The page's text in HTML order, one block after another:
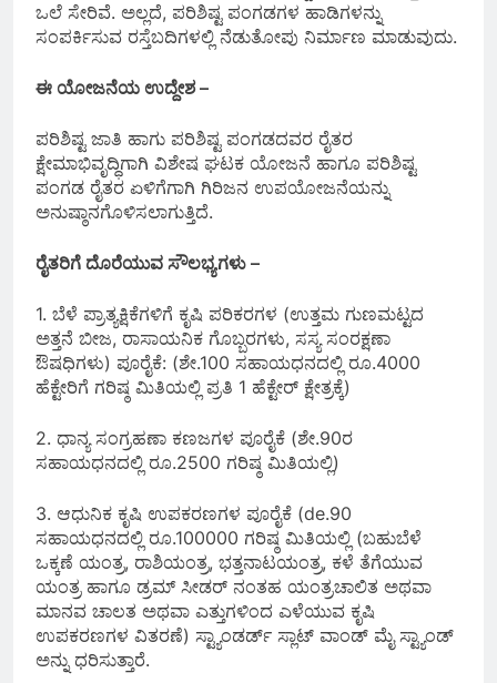
ಒಲೆ ಸೇರಿವೆ. ಅಲ್ಲದೆ, ಪರಿಶಿಷ್ಟ ಪಂಗಡಗಳ ಹಾಡಿಗಳನ್ನು
ಸಂಪರ್ಕಿಸುವ ರಸ್ತೆಬದಿಗಳಲ್ಲಿ ನೆಡುತೋಪು ನಿರ್ಮಾಣ ಮಾಡುವುದು.
ಈ ಯೋಜನೆಯ ಉದ್ದೇಶ –
ಪರಿಶಿಷ್ಟ ಜಾತಿ ಹಾಗು ಪರಿಶಿಷ್ಟ ಪಂಗಡದವರ ರೈತರ
ಕ್ಷೇಮಾಭಿವೃದ್ಧಿಗಾಗಿ ವಿಶೇಷ ಘಟಕ ಯೋಜನೆ ಹಾಗೂ ಪರಿಶಿಷ್ಟ
ಪಂಗಡ ರೈತರ ಏಳಿಗೆಗಾಗಿ ಗಿರಿಜನ ಉಪಯೋಜನೆಯನ್ನು
ಅನುಷ್ಠಾನಗೊಳಿಸಲಾಗುತ್ತಿದೆ.
ರೈತರಿಗೆ ದೊರೆಯುವ ಸೌಲಭ್ಯಗಳು –
1. ಬೆಳೆ ಪ್ರಾತ್ಯಕ್ಷಿಕೆಗಳಿಗೆ ಕೃಷಿ ಪರಿಕರಗಳ (ಉತ್ತಮ ಗುಣಮಟ್ಟದ
ಅತ್ತನೆ ಬೀಜ, ರಾಸಾಯನಿಕ ಗೊಬ್ಬರಗಳು, ಸಸ್ಯ ಸಂರಕ್ಷಣಾ
ಔಷಧಿಗಳು) ಪೂರೈಕೆ: (ಶೇ.100 ಸಹಾಯಧನದಲ್ಲಿ ರೂ.4000
ಹೆಕ್ಟೇರಿಗೆ ಗರಿಷ್ಠ ಮಿತಿಯಲ್ಲಿ ಪ್ರತಿ 1 ಹೆಕ್ಟೇ‌ರ್ ಕ್ಷೇತ್ರಕ್ಕೆ)
2. ಧಾನ್ಯ ಸಂಗ್ರಹಣಾ ಕಣಜಗಳ ಪೂರೈಕೆ (ಶೇ.90ರ
ಸಹಾಯಧನದಲ್ಲಿ ರೂ.2500 ಗರಿಷ್ಠ ಮಿತಿಯಲ್ಲಿ)
3. ಆಧುನಿಕ ಕೃಷಿ ಉಪಕರಣಗಳ ಪೂರೈಕೆ (de.90
ಸಹಾಯಧನದಲ್ಲಿ ರೂ.100000 ಗರಿಷ್ಠ ಮಿತಿಯಲ್ಲಿ (ಬಹುಬೆಳೆ
ಒಕ್ಕಣೆ ಯಂತ್ರ, ರಾಶಿಯಂತ್ರ, ಭತ್ತನಾಟಯಂತ್ರ, ಕಳೆ ತೆಗೆಯುವ
ಯಂತ್ರ ಹಾಗೂ ಡ್ರಮ್ ಸೀಡ‌ರ್ ನಂತಹ ಯಂತ್ರಚಾಲಿತ ಅಥವಾ
ಮಾನವ ಚಾಲತ ಅಥವಾ ಎತ್ತುಗಳಿಂದ ಎಳೆಯುವ ಕೃಷಿ
ಉಪಕರಣಗಳ ವಿತರಣೆ) ಸ್ಟ್ಯಾಂಡರ್ಡ್ ಸ್ಲಾಟ್ ವಾಂಡ್ ಮೈ ಸ್ಟ್ಯಾಂಡ್
ಅನ್ನು ಧರಿಸುತ್ತಾರೆ.